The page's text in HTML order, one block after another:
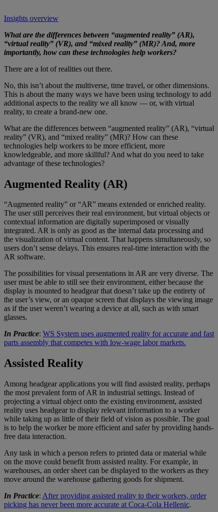
Insights overview
What are the differences between “augmented reality” (AR),
“virtual reality” (VR), and “mixed reality” (MR)? And, more
importantly, how can these technologies help workers?
There are a lot of realities out there.
No, this isn’t about the multiverse, time travel, or other dimensions.
This is about the many ways we have been using technology to add
additional aspects to the reality we all know — or, with virtual
reality, to create a brand-new one.
What are the differences between “augmented reality” (AR), “virtual
reality” (VR), and “mixed reality” (MR)? How can these
technologies help workers to be more efficient, more
knowledgeable, and more skillful? And what do you need to take
advantage of these technologies?
Augmented Reality (AR)
“Augmented reality” or “AR” means extended or enriched reality.
The user still perceives their real environment, but virtual objects or
contextual information are digitally superimposed or visually
integrated. AR is only as good as the internal data processing and
the visualization of virtual content. That happens simultaneously, so
users don’t sense delays. This ensures real-time interaction with the
AR software.
The possibilities for visual presentations in AR are very diverse. The
user must be able to still see their environment, either because the
display is mounted to headgear that doesn’t take up the entirety of
the user’s view, or an opaque screen that displays the viewing image
as if the user weren’t wearing a device at all, such as with smart
glasses.
In Practice: WS System uses augmented reality for accurate and fast
parts assembly that competes with low-wage labor markets.
Assisted Reality
Among headgear applications you will find assisted reality, perhaps
the most prevalent form of AR in industrial settings. Instead of
projecting a virtual object onto the existing environment, assisted
reality uses headgear to display relevant information to a worker
while taking up as little of their field of vision as possible. The goal
is to help the worker be more efficient and safer by providing hands-
free data interaction.
Any task in which a person refers to printed data or material while
on the move could benefit from assisted reality. For example, in
warehouses, an order sheet can be displayed to the workers as they
move around the warehouse gathering goods for shipment.
In Practice: After providing assisted reality to their workers, order
picking has never been more accurate at Coca-Cola Hellenic.